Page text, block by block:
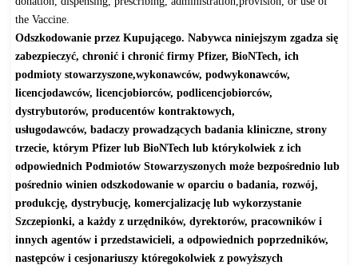
the Vaccine.
Odszkodowanie przez Kupującego. Nabywca niniejszym zgadza się
zabezpieczyć, chronić i chronić firmy Pfizer, BioNTech, ich
podmioty stowarzyszone,wykonawców, podwykonawców,
licencjodawców, licencjobiorców, podlicencjobiorców,
dystrybutorów, producentów kontraktowych,
usługodawców, badaczy prowadzących badania kliniczne, strony
trzecie, którym Pfizer lub BioNTech lub którykolwiek z ich
odpowiednich Podmiotów Stowarzyszonych może bezpośrednio lub
pośrednio winien odszkodowanie w oparciu o badania, rozwój,
produkcję, dystrybucję, komercjalizację lub wykorzystanie
Szczepionki, a każdy z urzędników, dyrektorów, pracowników i
innych agentów i przedstawicieli, a odpowiednich poprzedników,
następców i cesjonariuszy któregokolwiek z powyższych